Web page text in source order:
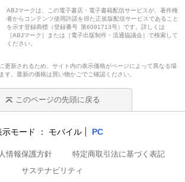
ABJマークは、この電子書店・電子書籍配信サービスが、著作権
者からコンテンツ使用許諾を得た正規版配信サービスであること
を示す登録商標（登録番号 第6091713号）です。詳しくは
［ABJマーク］または［電子出版制作・流通協議会］で検索して
ください。
更新されるため、サイト内の表示価格がページによって異なる場
す。最新の価格は買い物かごでご確認ください。
このページの先頭に戻る
示モード モバイル PC
情報保護方針
特定商取引法に基づく表記
サステナビリティ